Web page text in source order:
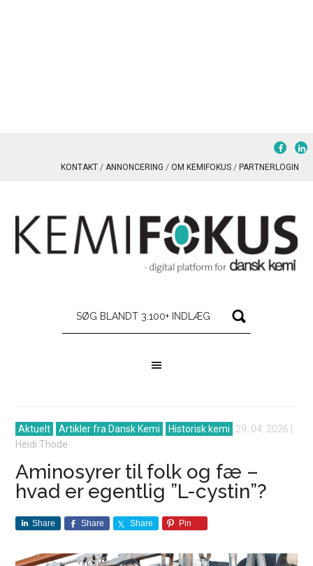
KONTAKT ANNONCERING OM KEMIFOKUS PARTNERLOGIN
Aktuelt Artikler fra Dansk Kemi Historisk kemi 29. 04. 2026
Heidi Thode
Aminosyrer til folk og fæ –
hvad er egentlig ”L-cystin”?
Share Share Share Pin